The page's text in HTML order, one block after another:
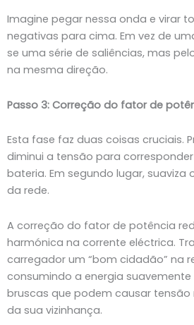
Imagine pegar nessa onda e virar
negativas para cima. Em vez de
se uma série de saliências, mas
na mesma direção.
Passo 3: Correção do fator de
Esta fase faz duas coisas cruciais.
diminui a tensão para
bateria. Em segundo lugar, suaviza
da rede.
A correção do fator de potência
harmónica na corrente eléctrica.
carregador um “bom cidadão” na
consumindo a energia
bruscas que podem causar
da sua vizinhança.